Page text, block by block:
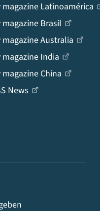
magazine Latinoamérica
magazine Brasil
magazine Australia
magazine India
magazine China
News